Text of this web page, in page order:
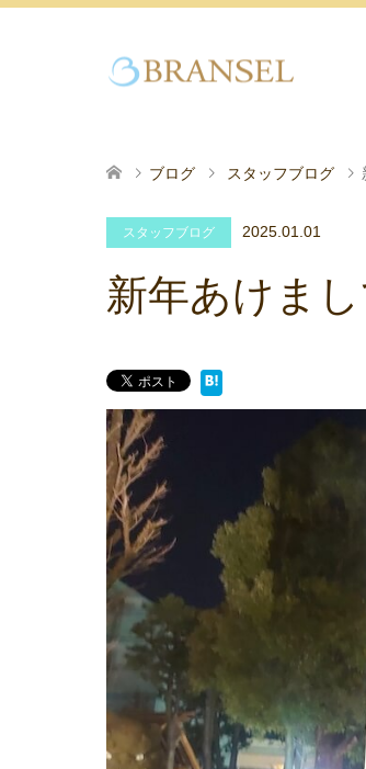
ブログ スタッフブログ
スタッフブログ 2025.01.01
新年あけま